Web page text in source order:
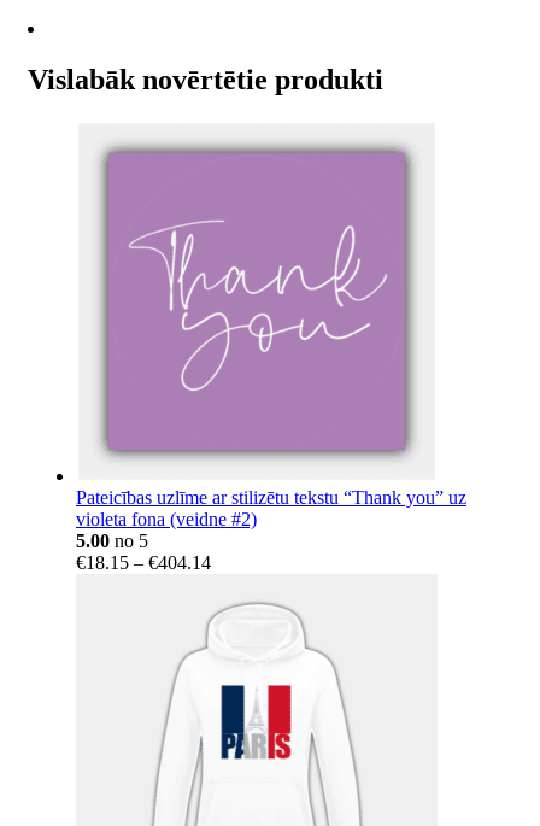
Vislabāk novērtētie produkti
Pateicības uzlīme ar stilizētu tekstu “Thank you” uz
violeta fona (veidne #2)
5.00 no 5
€18.15 – €404.14Price
€18.15
through